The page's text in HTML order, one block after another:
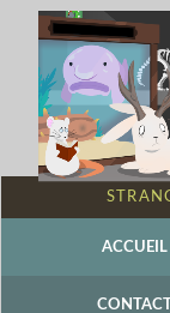
ACCUEIL